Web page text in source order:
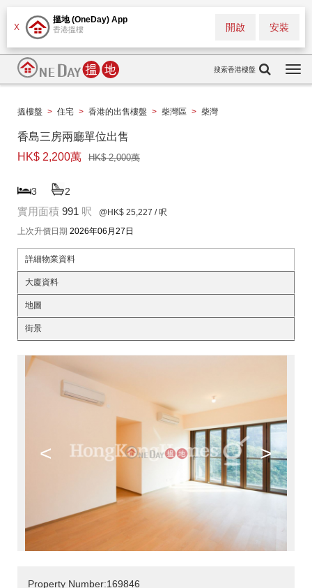
X
搵地 (OneDay) App
香港搵樓 安裝
開啟
搜索香港樓盤
搵樓盤 > 住宅 > 香港的出售樓盤 > 柴灣區 > 柴灣
香島三房兩廳單位出售
HK$ 2,200萬
HK$ 2,000萬
3 2
實用面積 991 呎 @HK$ 25,227 / 呎
上次升價日期 2026年06月27日
詳細物業資料
大廈資料
地圖
街景
< >
Property Number:169846